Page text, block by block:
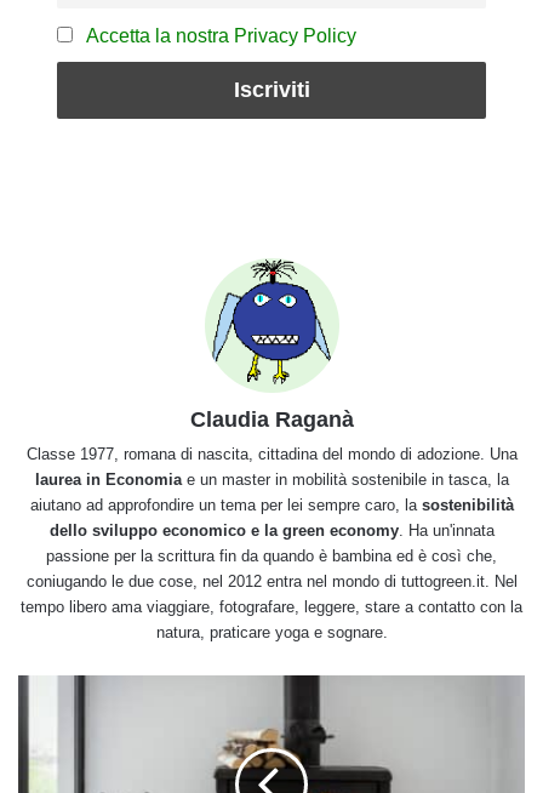
Accetta la nostra Privacy Policy
Claudia Raganà
Classe 1977, romana di nascita, cittadina del mondo di adozione. Una
laurea in Economiae un master in mobilità sostenibile in tasca, la
aiutano ad approfondire un tema per lei sempre caro, la sostenibilità
dello sviluppo economico e la green economy. Ha un'innata
passione per la scrittura fin da quando è bambina ed è così che,
coniugando le due cose, nel 2012 entra nel mondo di tuttogreen.it. Nel
tempo libero ama viaggiare, fotografare, leggere, stare a contatto con la
natura, praticare yoga e sognare.